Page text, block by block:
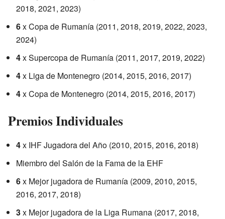
2018, 2021, 2023)
6x Copa de Rumanía (2011, 2018, 2019, 2022, 2023,
2024)
4x Supercopa de Rumanía (2011, 2017, 2019, 2022)
4x Liga de Montenegro (2014, 2015, 2016, 2017)
4x Copa de Montenegro (2014, 2015, 2016, 2017)
Premios Individuales
4x IHF Jugadora del Año (2010, 2015, 2016, 2018)
Miembro del Salón de la Fama de la EHF
6x Mejor jugadora de Rumanía (2009, 2010, 2015,
2016, 2017, 2018)
3x Mejor jugadora de la Liga Rumana (2017, 2018,